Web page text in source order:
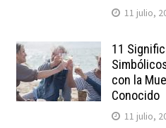
11 julio,
11
con la
Conocido
11 julio,